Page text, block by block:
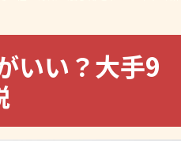
いい？大手9